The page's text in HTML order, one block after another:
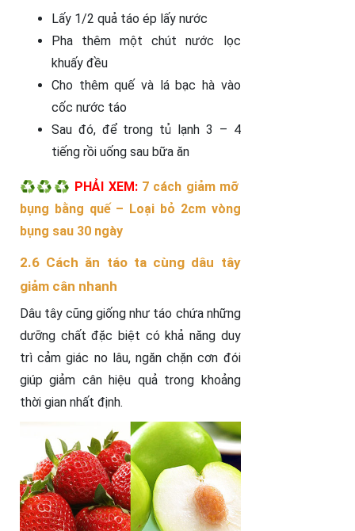
Lấy 1/2 quả táo ép lấy nước
Pha thêm một chút nước lọc
khuấy đều
Cho thêm quế và lá bạc hà vào
cốc nước táo
Sau đó, để trong tủ lạnh 3 – 4
tiếng rồi uống sau bữa ăn
♻️♻️♻️ PHẢI XEM: 7 cách giảm mỡ
bụng bằng quế – Loại bỏ 2cm vòng
bụng sau 30 ngày
2.6 Cách ăn táo ta cùng dâu tây
giảm cân nhanh
Dâu tây cũng giống như táo chứa những
dưỡng chất đặc biệt có khả năng duy
trì cảm giác no lâu, ngăn chặn cơn đói
giúp giảm cân hiệu quả trong khoảng
thời gian nhất định.